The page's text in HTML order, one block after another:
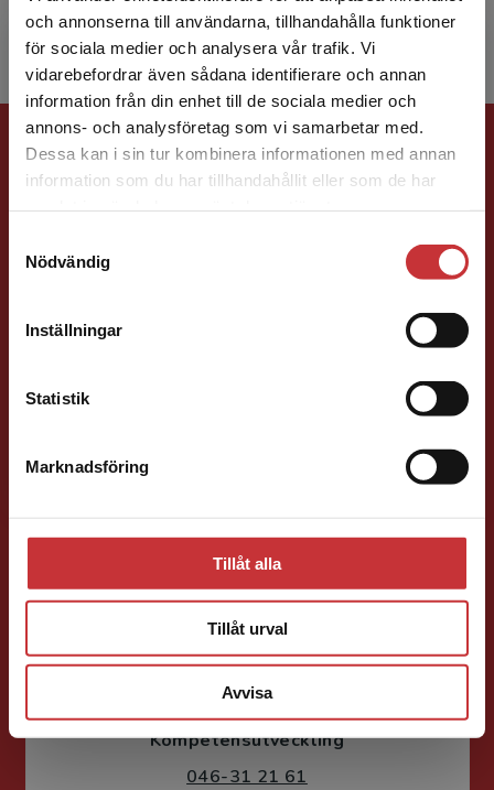
och annonserna till användarna, tillhandahålla funktioner
för sociala medier och analysera vår trafik. Vi
vidarebefordrar även sådana identifierare och annan
information från din enhet till de sociala medier och
annons- och analysföretag som vi samarbetar med.
Dessa kan i sin tur kombinera informationen med annan
information som du har tillhandahållit eller som de har
Nödvändig
Inställningar
Statistik
Marknadsföring
Tillåt alla
Tillåt urval
Avvisa
Begränsad fraktregion
Det verkar som att du besöker
studentlitteratur.se via en enhet utanför Sverige.
Vi erbjuder inte leveranser utanför Sverige. För
att kunna slutföra ett köp måste
till ett ...
Förlagskontakt
Susanne Borg-Törn
Förlagskoordinator Kurslitteratur och
Kompetensutveckling
046-31 21 61